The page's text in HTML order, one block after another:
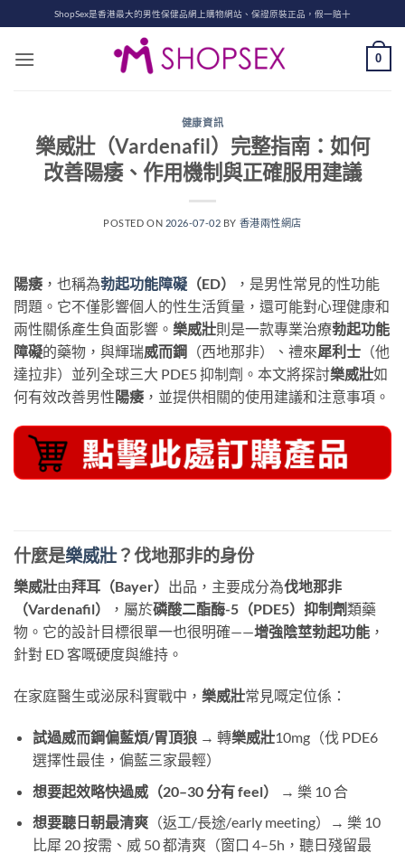
to
content
ShopSex是香港最大的男性保健品網上購物網站、保證原裝正品，假一賠十
0
健康資訊
樂威壯（Vardenafil）完整指南：如何
改善陽痿、作用機制與正確服用建議
POSTED ON 2026-07-02 BY 香港兩性網店
陽痿 ，也稱為勃起功能障礙 （ED）
，是男性常見的性功能
問題。它不僅影響個人的性生活質量，還可能對心理健康和
兩性關係產生負面影響。 樂威壯則是一款專業治療勃起功能
障礙的藥物，與輝瑞威而鋼 （西地那非）、禮來犀利士 （他
達拉非）並列全球三大 PDE5 抑制劑。本文將探討樂威壯如
何有效改善男性陽痿 ，並提供相關的使用建議和注意事項。
什麼是樂威壯？伐地那非的身份
樂威壯由拜耳（Bayer） 出品，主要成分為伐地那非
（Vardenafil）
，屬於磷酸二酯酶-5（PDE5）抑制劑類藥
物。它的設計目標很單一也很明確——增強陰莖勃起功能 ，
針對 ED 客嘅硬度與維持。
在家庭醫生或泌尿科實戰中， 樂威壯常見嘅定位係：
試過威而鋼偏藍煩/胃頂狼​ → 轉樂威壯10mg（伐 PDE6
選擇性最佳，偏藍三家最輕）
想要起效略快過威（20–30 分有 feel）
​ → 樂 10 合
想要聽日朝最清爽（返工/長途/early meeting）→ 樂 10
比犀 20 按需、威 50 都清爽（窗口 4–5h，聽日殘留最